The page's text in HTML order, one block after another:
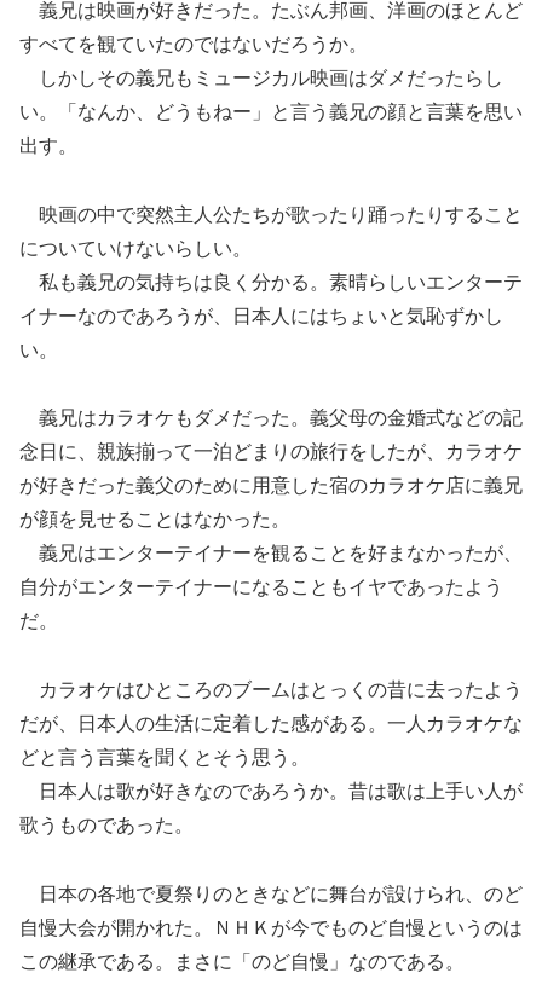
義兄は映画が好きだった。たぶん邦画、洋画のほとんど
すべてを観ていたのではないだろうか。
しかしその義兄もミュージカル映画はダメだったらし
い。「なんか、どうもねー」と言う義兄の顔と言葉を思い
出す。
映画の中で突然主人公たちが歌ったり踊ったりすること
についていけないらしい。
私も義兄の気持ちは良く分かる。素晴らしいエンターテ
イナーなのであろうが、日本人にはちょいと気恥ずかし
い。
義兄はカラオケもダメだった。義父母の金婚式などの記
念日に、親族揃って一泊どまりの旅行をしたが、カラオケ
が好きだった義父のために用意した宿のカラオケ店に義兄
が顔を見せることはなかった。
義兄はエンターテイナーを観ることを好まなかったが、
自分がエンターテイナーになることもイヤであったよう
だ。
カラオケはひところのブームはとっくの昔に去ったよう
だが、日本人の生活に定着した感がある。一人カラオケな
どと言う言葉を聞くとそう思う。
日本人は歌が好きなのであろうか。昔は歌は上手い人が
歌うものであった。
日本の各地で夏祭りのときなどに舞台が設けられ、のど
自慢大会が開かれた。ＮＨＫが今でものど自慢というのは
この継承である。まさに「のど自慢」なのである。